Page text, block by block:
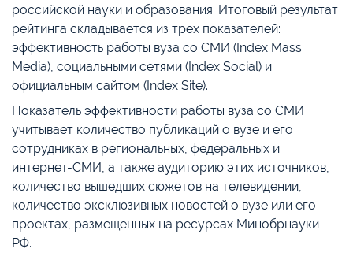
российской науки и образования. Итоговый результат
рейтинга складывается из трех показателей:
эффективность работы вуза со СМИ (Index Mass
Media), социальными сетями (Index Social) и
официальным сайтом (Index Site).
Показатель эффективности работы вуза со СМИ
учитывает количество публикаций о вузе и его
сотрудниках в региональных, федеральных и
интернет-СМИ, а также аудиторию этих источников,
количество вышедших сюжетов на телевидении,
количество эксклюзивных новостей о вузе или его
проектах, размещенных на ресурсах Минобрнауки
РФ.